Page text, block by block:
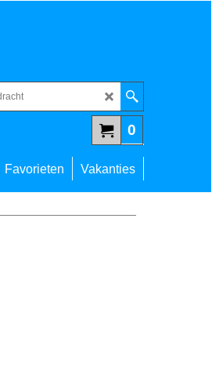
0
Favorieten Vakanties